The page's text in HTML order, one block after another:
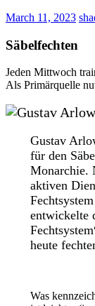
March 11, 2023
Säbelfechten
Jeden Mittwoch
Als Primärquelle
Gustav
für den
Monarchie.
aktiven
entwickelte
heute
Was